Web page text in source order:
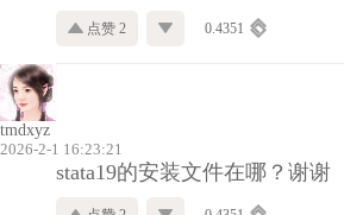
点赞 2 0.4351
tmdxyz
2026-2-1 16:23:21
stata19的安装文件在哪？谢谢